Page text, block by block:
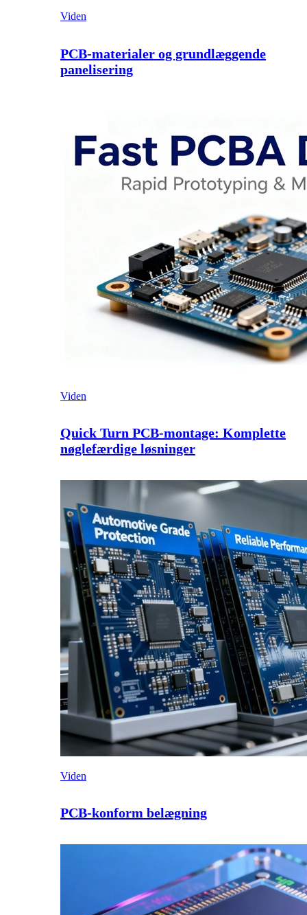
Viden
PCB-materialer og grundlæggende
panelisering
Viden
Quick Turn PCB-montage: Komplette
nøglefærdige løsninger
Viden
PCB-konform belægning